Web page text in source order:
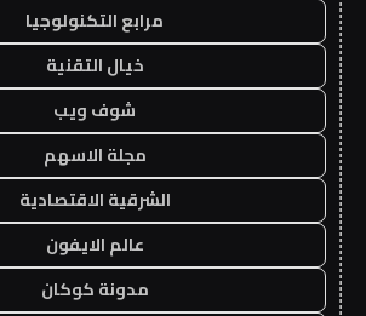
مرابع التكنولوجيا
خيال التقنية
شوف ويب
مجلة الاسهم
الشرقية الاقتصادية
عالم الايفون
مدونة كوكان